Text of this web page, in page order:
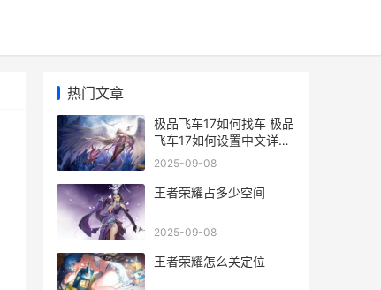
热门文章
极品飞车17如何找车 极品
飞车17如何设置中文详细
图文教程
2025-09-08
王者荣耀占多少空间
2025-09-08
王者荣耀怎么关定位